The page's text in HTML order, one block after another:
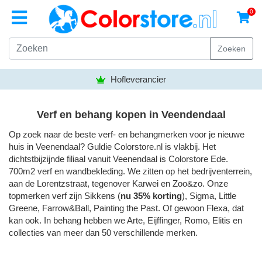
0
Zoeken
Hofleverancier
Verf en behang kopen in Veendendaal
Op zoek naar de beste verf- en behangmerken voor je nieuwe
huis in Veenendaal? Guldie Colorstore.nl is vlakbij. Het
dichtstbijzijnde filiaal vanuit Veenendaal is Colorstore Ede.
700m2 verf en wandbekleding. We zitten op het bedrijventerrein,
aan de Lorentzstraat, tegenover Karwei en Zoo&zo. Onze
topmerken verf zijn Sikkens (nu 35% korting), Sigma, Little
Greene, Farrow&Ball, Painting the Past. Of gewoon Flexa, dat
kan ook. In behang hebben we Arte, Eijffinger, Romo, Elitis en
collecties van meer dan 50 verschillende merken.